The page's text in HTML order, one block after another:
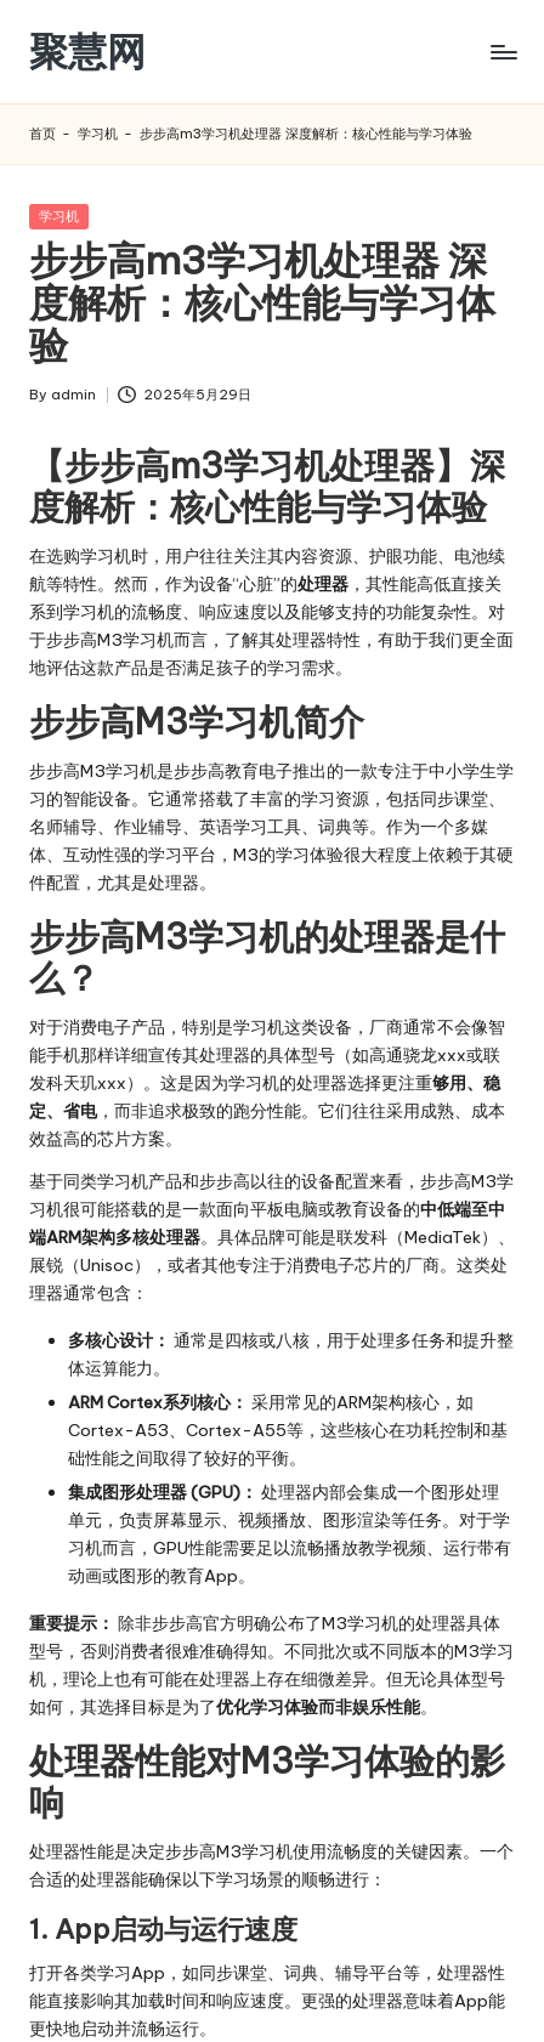
Skip
content
聚慧网
首页 - 学习机 - 步步高m3学习机处理器 深度解析：核心性能与学习体验
Posted
学习机
步步高m3学习机处理器 深
度解析：核心性能与学习体
验
Posted
By admin 2025年5月29日
【步步高m3学习机处理器】深
度解析：核心性能与学习体验
在选购学习机时，用户往往关注其内容资源、护眼功能、电池续
航等特性。然而，作为设备“心脏”的处理器 ，其性能高低直接关
系到学习机的流畅度、响应速度以及能够支持的功能复杂性。对
于步步高M3学习机而言，了解其处理器特性，有助于我们更全面
地评估这款产品是否满足孩子的学习需求。
步步高M3学习机简介
步步高M3学习机是步步高教育电子推出的一款专注于中小学生学
习的智能设备。它通常搭载了丰富的学习资源，包括同步课堂、
名师辅导、作业辅导、英语学习工具、词典等。作为一个多媒
体、互动性强的学习平台，M3的学习体验很大程度上依赖于其硬
件配置，尤其是处理器。
步步高M3学习机的处理器是什
么？
对于消费电子产品，特别是学习机这类设备，厂商通常不会像智
能手机那样详细宣传其处理器的具体型号（如高通骁龙xxx或联
发科天玑xxx）。这是因为学习机的处理器选择更注重够用、稳
定、省电，而非追求极致的跑分性能。它们往往采用成熟、成本
效益高的芯片方案。
基于同类学习机产品和步步高以往的设备配置来看，步步高M3学
习机很可能搭载的是一款面向平板电脑或教育设备的中低端至中
端ARM架构多核处理器。具体品牌可能是联发科（MediaTek）、
展锐（Unisoc），或者其他专注于消费电子芯片的厂商。这类处
理器通常包含：
多核心设计： 通常是四核或八核，用于处理多任务和提升整
体运算能力。
ARM Cortex系列核心： 采用常见的ARM架构核心，如
Cortex-A53、Cortex-A55等，这些核心在功耗控制和基
础性能之间取得了较好的平衡。
集成图形处理器 (GPU)： 处理器内部会集成一个图形处理
单元，负责屏幕显示、视频播放、图形渲染等任务。对于学
习机而言，GPU性能需要足以流畅播放教学视频、运行带有
动画或图形的教育App。
重要提示： 除非步步高官方明确公布了M3学习机的处理器具体
型号，否则消费者很难准确得知。不同批次或不同版本的M3学习
机，理论上也有可能在处理器上存在细微差异。但无论具体型号
如何，其选择目标是为了优化学习体验而非娱乐性能。
处理器性能对M3学习体验的影
响
处理器性能是决定步步高M3学习机使用流畅度的关键因素。一个
合适的处理器能确保以下学习场景的顺畅进行：
1. App启动与运行速度
打开各类学习App，如同步课堂、词典、辅导平台等，处理器性
能直接影响其加载时间和响应速度。更强的处理器意味着App能
更快地启动并流畅运行。